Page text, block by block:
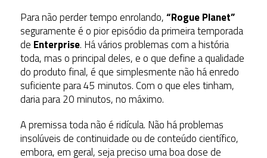
Para não perder tempo enrolando,“Rogue Planet”
seguramente é o pior episódio da primeira temporada
de Enterprise. Há vários problemas com a história
toda, mas o principal deles, e o que define a qualidade
do produto final, é que simplesmente não há enredo
suficiente para 45 minutos. Com o que eles tinham,
daria para 20 minutos, no máximo.
A premissa toda não é ridícula. Não há problemas
insolúveis de continuidade ou de conteúdo científico,
embora, em geral, seja preciso uma boa dose de